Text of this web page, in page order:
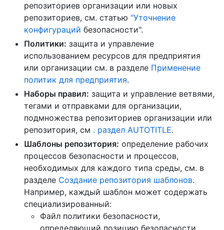
репозиториев организации или новых
репозиториев, см. статью "Уточнение
конфигураций безопасности".
Политики: защита и управление
использованием ресурсов для предприятия
или организации см. в разделе Применение
политик для предприятия.
Наборы правил: защита и управление ветвями,
тегами и отправками для организации,
подмножества репозиториев организации или
репозитория, см . раздел AUTOTITLE.
Шаблоны репозитория: определение рабочих
процессов безопасности и процессов,
необходимых для каждого типа среды, см. в
разделе Создание репозитория шаблонов.
Например, каждый шаблон может содержать
специализированный:
Файл политики безопасности,